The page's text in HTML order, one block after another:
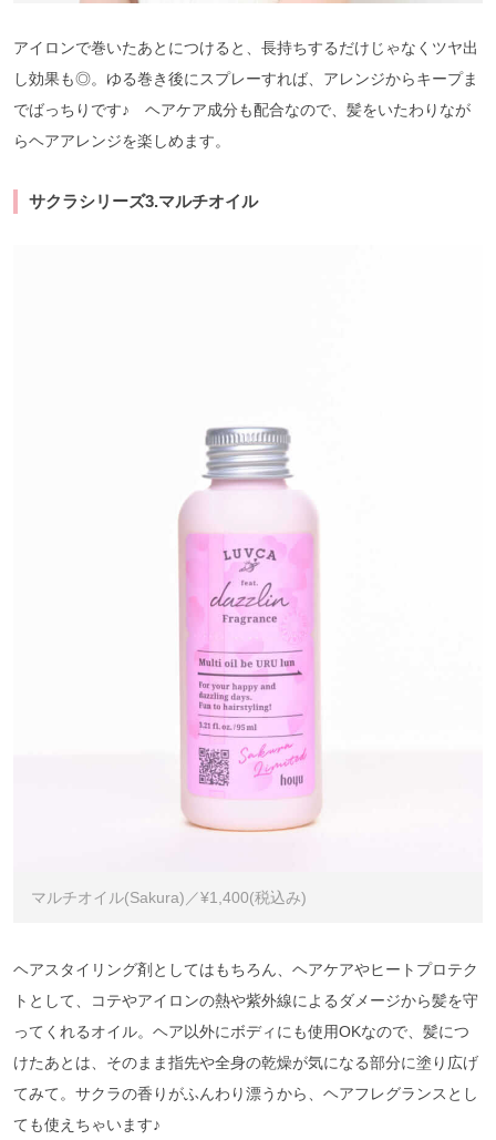
アイロンで巻いたあとにつけると、長持ちするだけじゃなくツヤ出
し効果も◎。ゆる巻き後にスプレーすれば、アレンジからキープま
でばっちりです♪ ヘアケア成分も配合なので、髪をいたわりなが
らヘアアレンジを楽しめます。
サクラシリーズ3.マルチオイル
マルチオイル(Sakura)／¥1,400(税込み)
ヘアスタイリング剤としてはもちろん、ヘアケアやヒートプロテク
トとして、コテやアイロンの熱や紫外線によるダメージから髪を守
ってくれるオイル。ヘア以外にボディにも使用OKなので、髪につ
けたあとは、そのまま指先や全身の乾燥が気になる部分に塗り広げ
てみて。サクラの香りがふんわり漂うから、ヘアフレグランスとし
ても使えちゃいます♪